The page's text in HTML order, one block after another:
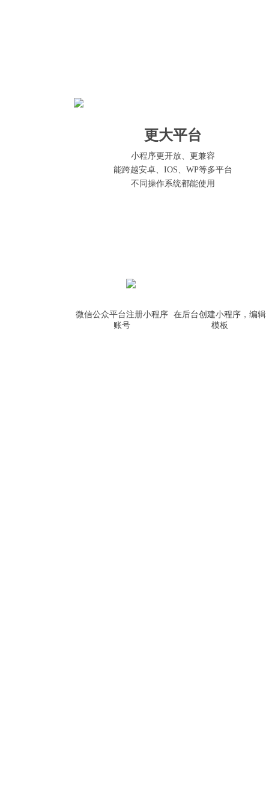
更大平台
小程序更开放、更兼容
能跨越安卓、IOS、WP等多平台
不同操作系统都能使用
微信公众平台注册小程序
账号
在后台创建小程序，编辑
模板